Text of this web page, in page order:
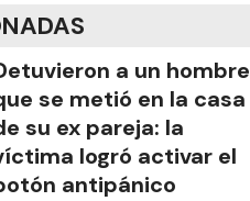
a un hombre
se metió en la casa
su ex pareja: la
logró activar el
antipánico